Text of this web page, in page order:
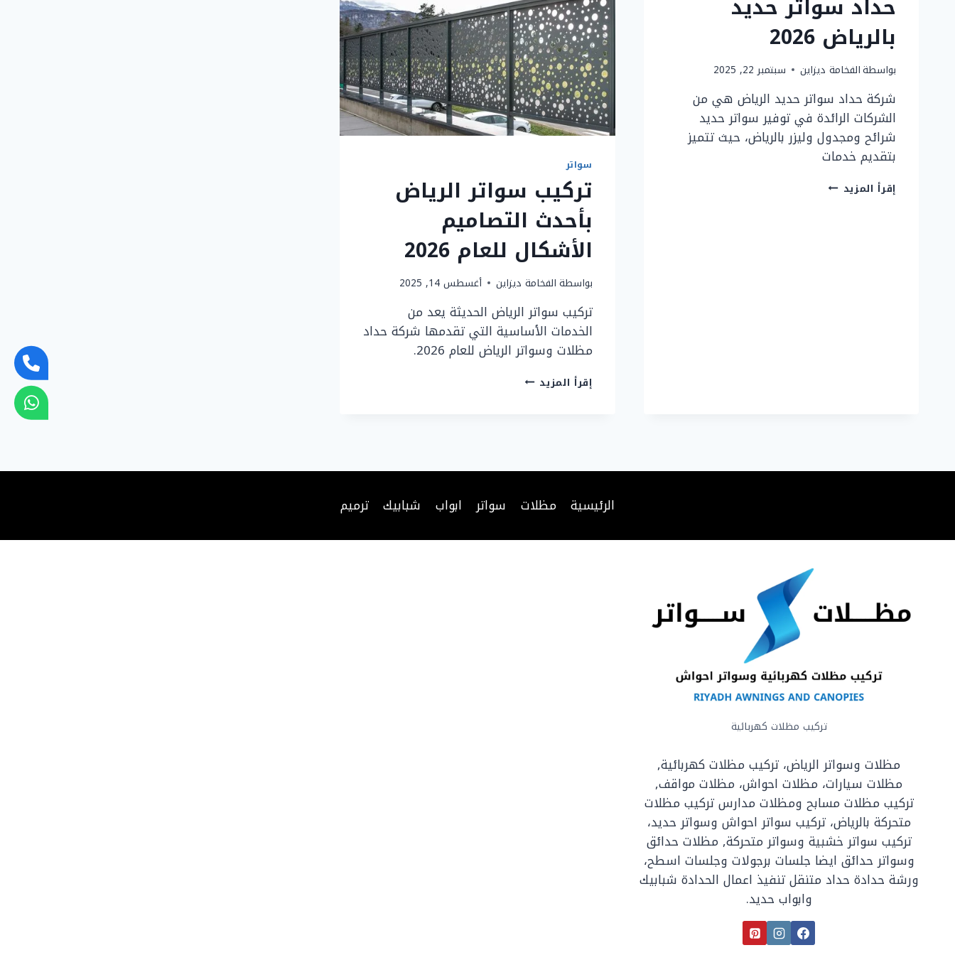
حداد سواتر حديد
بالرياض 2026
بواسطةالفخامة ديزاين سبتمبر 22, 2025
شركة حداد سواتر حديد الرياض هي من
الشركات الرائدة في توفير سواتر حديد
شرائح ومجدول وليزر بالرياض، حيث تتميز
بتقديم خدمات
إقرأ المزيد حداد
سواتر
تركيب سواتر الرياض
بأحدث التصاميم
الأشكال للعام 2026
بواسطة الفخامة ديزاين أغسطس 14, 2025
تركيب سواتر الرياض الحديثة يعد من
الخدمات الأساسية التي تقدمها شركة حداد
مظلات وسواتر الرياض للعام 2026.
إقرأ المزيد تركيب
للعام
الرئيسية مظلات سواتر ابواب شبابيك ترميم
تركيب مظلات كهربائية
مظلات وسواتر الرياض، تركيب مظلات كهربائية,
مظلات سيارات، مظلات احواش، مظلات مواقف,
تركيب مظلات مسابح ومظلات مدارس تركيب مظلات
متحركة بالرياض، تركيب سواتر احواش وسواتر حديد،
تركيب سواتر خشبية وسواتر متحركة, مظلات حدائق
وسواتر حدائق ايضا جلسات برجولات وجلسات اسطح،
ورشة حدادة حداد متنقل تنفيذ اعمال الحدادة شبابيك
وابواب حديد.